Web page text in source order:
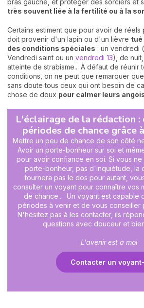
bras gauche, et protéger des sorciers et
très souvent liée à la fertilité ou à la
Certains estiment que pour avoir de réels
doit provenir d'un lapin ou d'un lièvre tué
des conditions spéciales : un vendredi
Vendredi saint ou un vendredi 13), de
atteinte de strabisme... À défaut de réunir
conditions, on ne peut que remarquer
sans doute tous ceux qui ont besoin de
chose de doux pour calmer leurs
L'éclairage de la rédaction :
périodes de chance grâce
Mettre un peu de chance de son côté
Avoir un porte-bonheur sur soi et
pour avoir confiance en soi. Si vous
porte-bonheur, pas d'inquiétude, la
tournera pas le dos pour autant,
consulter un voyant pour connaître vos
de chance... Un voyant est capable
périodes à venir et de vous conseiller
N'hésitez pas à les contacter, ils
questions avec douceur et
L'avenir est à moi
Contacter un voyant